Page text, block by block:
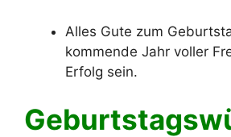
Alles Gute zum
kommende Jahr voller
Erfolg sein.